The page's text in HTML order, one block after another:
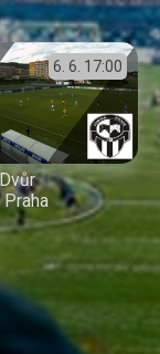
6. 6. 17:00